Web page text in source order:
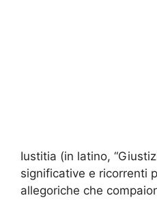
Iustitia (in latino,
significative e ricorrenti
allegoriche che